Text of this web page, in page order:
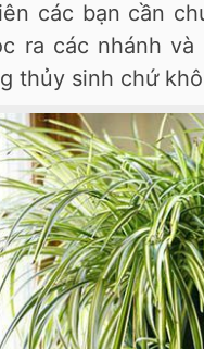
các bạn cần
ra các nhánh
thủy sinh chứ